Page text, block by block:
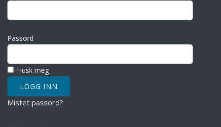
Passord
Husk meg
Mistet passord?